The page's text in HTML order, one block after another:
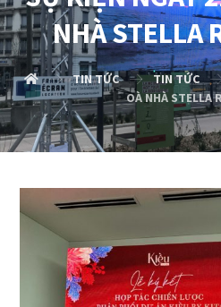
NHÀ STELLA
TIN TỨC TIN TỨC
OÀ NHÀ STELLA